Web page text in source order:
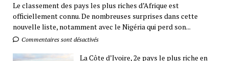
Le classement des pays les plus riches d’Afrique est
officiellement connu. De nombreuses surprises dans cette
nouvelle liste, notamment avec le Nigéria qui perd son...
Commentaires sont désactivés
La Côte d’Ivoire, 2e pays le plus riche en